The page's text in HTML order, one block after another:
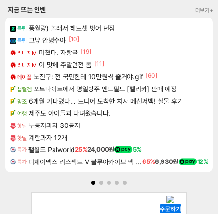
지금 뜨는 인벤 더보기+
클립 풍월량) 놀래서 헤드셋 벗어 던짐
클립 그냥 안녕수야 [10]
리니지M 미쳤다. 자랑글 [19]
리니지M 이 맛에 주말던전 돔 [11]
메이플 노진구: 전 국민한테 10만원씩 줄거야.gif [60]
섭컬겜 포트나이트에서 명일방주 엔드필드 [펠리카] 판매 예정
명조 6개월 기다렸다… 드디어 도착한 치사 메신저백! 실물 후기
여행 제주도 아이들과 다녀왔습니다.
핫딜 누룽지과자 30봉지
핫딜 계란과자 12개
특가 팰월드 Palworld25%24,000원 5%
특가 디제이맥스 리스펙트 V 블루아카이브 팩 DJMAX RESPECT V Blue Archive Pack DLC65%6,930원 12%